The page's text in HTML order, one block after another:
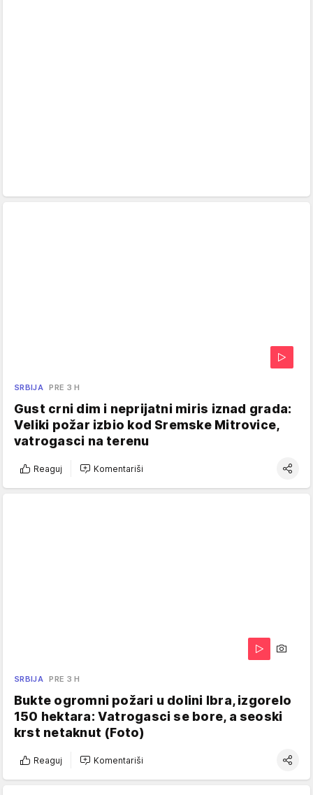
SRBIJA PRE 3 H
Gust crni dim i neprijatni miris iznad grada:
Veliki požar izbio kod Sremske Mitrovice,
vatrogasci na terenu
Reaguj Komentariši
SRBIJA PRE 3 H
Bukte ogromni požari u dolini Ibra, izgorelo
150 hektara: Vatrogasci se bore, a seoski
krst netaknut (Foto)
Reaguj Komentariši